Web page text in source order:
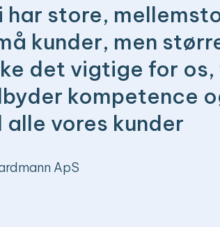
har store,
kunder, men
det vigtige for os,
kompetence
alle vores kunder
ApS